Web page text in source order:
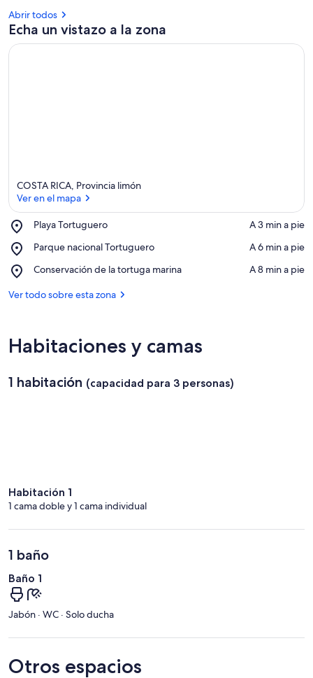
Abrir todos
Echa un vistazo a la zona
COSTA RICA, Provincia limón
Ver en el mapa
Playa Tortuguero
Place,
Tortuguero
‪A 3 min a pie‬
Parque nacional Tortuguero
Place,
nacional
‪A 6 min a pie‬
Conservación de la tortuga marina
Place,
de
‪A 8 min a pie‬
Ver todo sobre esta zona
Habitaciones y camas
1 habitación (capacidad para 3 personas)
Habitación 1
1 cama doble y 1 cama individual
1 baño
Baño 1
Jabón · WC · Solo ducha
Otros espacios